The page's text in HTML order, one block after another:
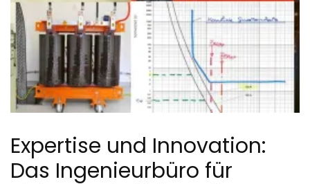
Expertise und Innovation:
Das Ingenieurbüro für